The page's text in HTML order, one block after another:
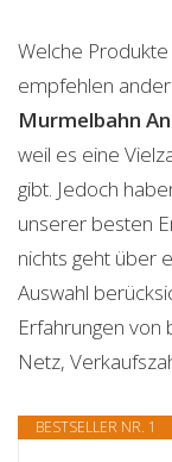
Welche
empfehlen
Murmelbahn
weil es eine
gibt. Jedoch
unserer besten
nichts geht über
Auswahl
Erfahrungen von
Netz,
BESTSELLER NR. 1